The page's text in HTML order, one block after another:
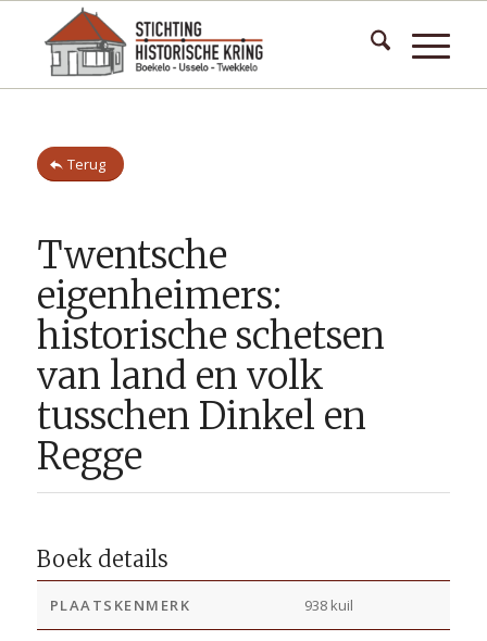
Terug
Twentsche
eigenheimers:
historische schetsen
van land en volk
tusschen Dinkel en
Regge
Boek details
PLAATSKENMERK 938 kuil